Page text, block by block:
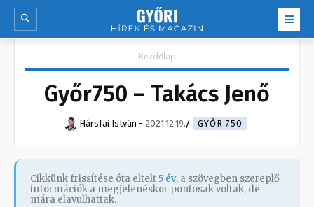
Kezdőlap
Győr750 – Takács Jenő
Hársfai István - 2021.12.19. GYŐR 750
Cikkünk frissítése óta eltelt5 év, a szövegben szereplő
információk a megjelenéskor pontosak voltak, de
mára elavulhattak.